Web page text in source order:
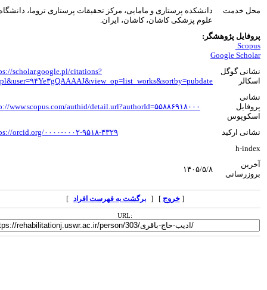
خدمت
دانشکده پرستاری و مامایی، مرکز تحقیقات پرستاری تروما، دانشگاه
علوم پزشکی کاشان، کاشان، ایران.
پژوهشگر:
Google
گوگل
https://scholar.google.pl/citations?
hl=pl&user=۹۴Ye۳gQAAAAJ&view_op=list_works&sortby=pubdate
http://www.scopus.com/authid/detail.url?authorId=۵۵۸۸۶۹۱۸۰۰۰
ارکید
https://orcid.org/۰۰۰۰-۰۰۰۲-۹۵۱۸-۴۳۲۹
h-
۱۴۰۵/۵/۸
خروج] [ برگشت به فهرست افراد ]